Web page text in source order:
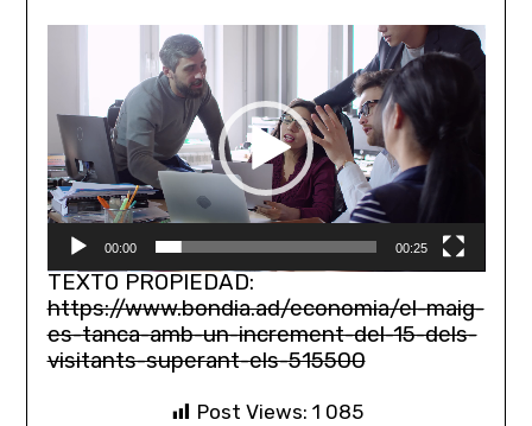
00:00 00:25
TEXTO PROPIEDAD:
https://www.bondia.ad/economia/el-maig-
es-tanca-amb-un-increment-del-15-dels-
visitants-superant-els-515500
Post Views: 1 085